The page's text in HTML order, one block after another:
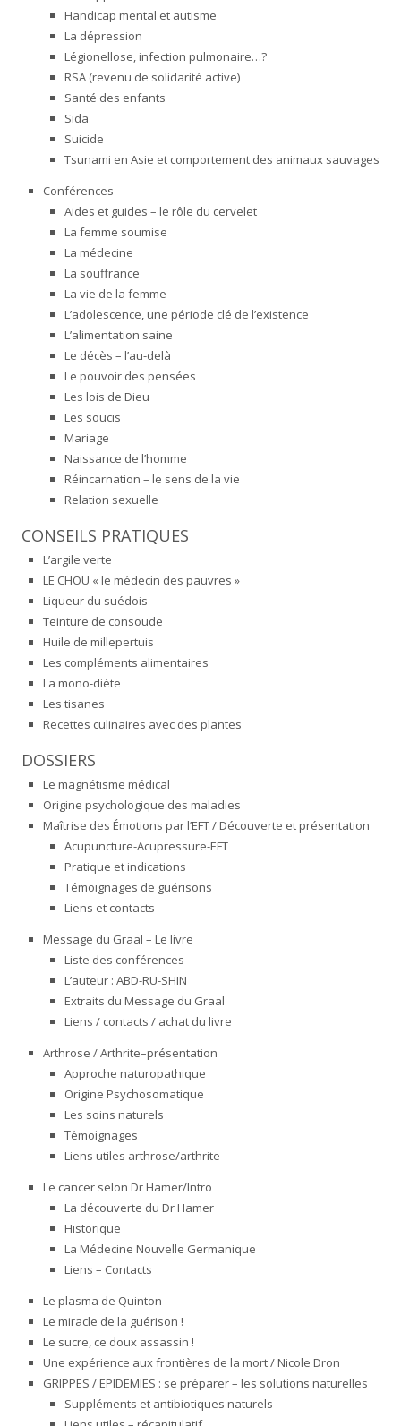
Handicap mental et autisme
La dépression
Légionellose, infection pulmonaire…?
RSA (revenu de solidarité active)
Santé des enfants
Sida
Suicide
Tsunami en Asie et comportement des animaux sauvages
Conférences
Aides et guides – le rôle du cervelet
La femme soumise
La médecine
La souffrance
La vie de la femme
L’adolescence, une période clé de l’existence
L’alimentation saine
Le décès – l’au-delà
Le pouvoir des pensées
Les lois de Dieu
Les soucis
Mariage
Naissance de l’homme
Réincarnation – le sens de la vie
Relation sexuelle
CONSEILS PRATIQUES
L’argile verte
LE CHOU « le médecin des pauvres »
Liqueur du suédois
Teinture de consoude
Huile de millepertuis
Les compléments alimentaires
La mono-diète
Les tisanes
Recettes culinaires avec des plantes
DOSSIERS
Le magnétisme médical
Origine psychologique des maladies
Maîtrise des Émotions par l’EFT / Découverte et présentation
Acupuncture-Acupressure-EFT
Pratique et indications
Témoignages de guérisons
Liens et contacts
Message du Graal – Le livre
Liste des conférences
L’auteur : ABD-RU-SHIN
Extraits du Message du Graal
Liens / contacts / achat du livre
Arthrose / Arthrite–présentation
Approche naturopathique
Origine Psychosomatique
Les soins naturels
Témoignages
Liens utiles arthrose/arthrite
Le cancer selon Dr Hamer/Intro
La découverte du Dr Hamer
Historique
La Médecine Nouvelle Germanique
Liens – Contacts
Le plasma de Quinton
Le miracle de la guérison !
Le sucre, ce doux assassin !
Une expérience aux frontières de la mort / Nicole Dron
GRIPPES / EPIDEMIES : se préparer – les solutions naturelles
Suppléments et antibiotiques naturels